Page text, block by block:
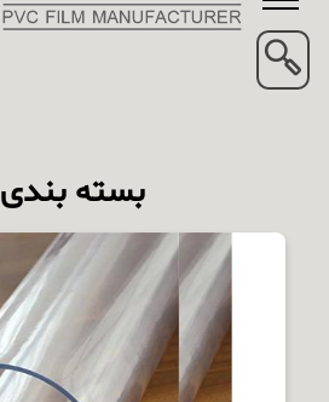
بسته بندی